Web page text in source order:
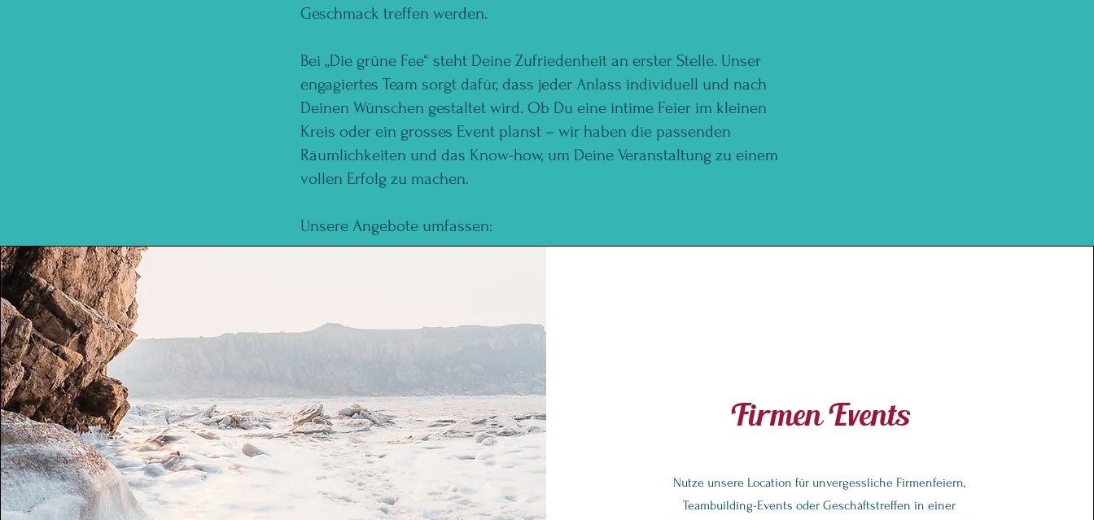
Geschmack treffen werden.
Bei „Die grüne Fee“ steht Deine Zufriedenheit an erster Stelle. Unser
engagiertes Team sorgt dafür, dass jeder Anlass individuell und nach
Deinen Wünschen gestaltet wird. Ob Du eine intime Feier im kleinen
Kreis oder ein grosses Event planst – wir haben die passenden
Räumlichkeiten und das Know-how, um Deine Veranstaltung zu einem
vollen Erfolg zu machen.
Unsere Angebote umfassen:
Firmen Events
Nutze unsere Location für unvergessliche Firmenfeiern,
Teambuilding-Events oder Geschäftstreffen in einer